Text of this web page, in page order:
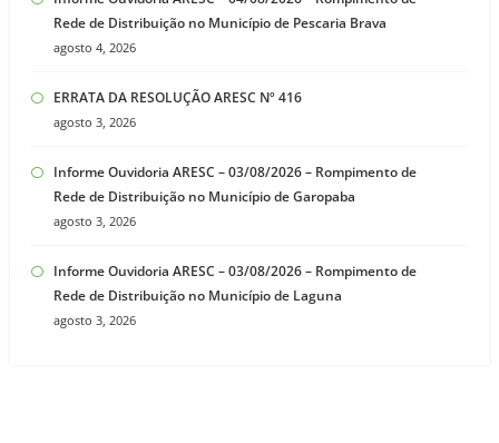
Rede de Distribuição no Município de Pescaria Brava
agosto 4, 2026
ERRATA DA RESOLUÇÃO ARESC Nº 416
agosto 3, 2026
Informe Ouvidoria ARESC – 03/08/2026 – Rompimento de
Rede de Distribuição no Município de Garopaba
agosto 3, 2026
Informe Ouvidoria ARESC – 03/08/2026 – Rompimento de
Rede de Distribuição no Município de Laguna
agosto 3, 2026